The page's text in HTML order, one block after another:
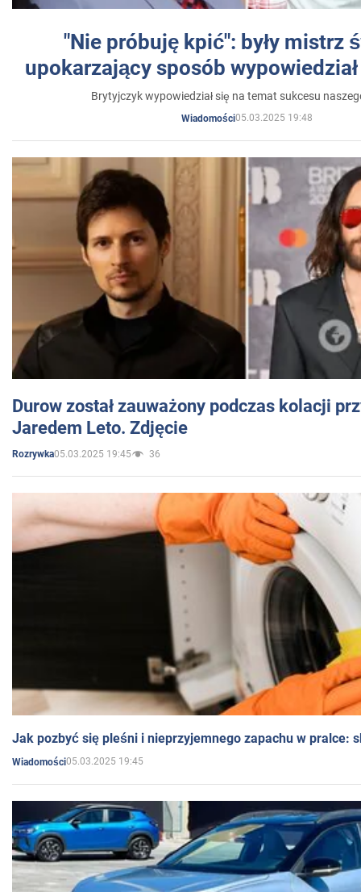
"Nie próbuję kpić": były mistrz
upokarzający sposób
Brytyjczyk wypowiedział się na temat sukcesu
Wiadomości05.03.2025 19:48
Durow został zauważony podczas kolacji
Jaredem Leto. Zdjęcie
Rozrywka05.03.2025 19:45 36
Jak pozbyć się pleśni i nieprzyjemnego zapachu w pralce:
Wiadomości05.03.2025 19:45